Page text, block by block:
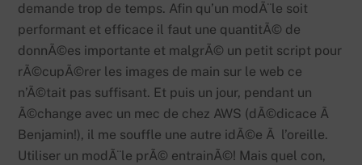
demande trop de temps. Afin qu’un modÃ¨le soit
performant et efficace il faut une quantitÃ© de
donnÃ©es importante et malgrÃ© un petit script pour
rÃ©cupÃ©rer les images de main sur le web ce
n’Ã©tait pas suffisant. Et puis un jour, pendant un
Ã©change avec un mec de chez AWS (dÃ©dicace Ã
Benjamin!), il me souffle une autre idÃ©e Ã l’oreille.
Utiliser un modÃ¨le prÃ© entrainÃ©! Mais quel con,